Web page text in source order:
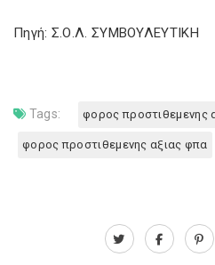
Πηγή: Σ.Ο.Λ. ΣΥΜΒΟΥΛΕΥΤΙΚΗ
Tags: φορος προστιθεμενης
φορος προστιθεμενης αξιας φπα